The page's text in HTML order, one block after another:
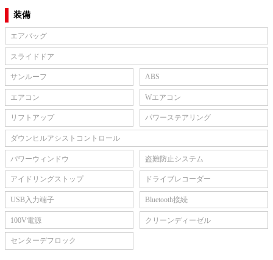
装備
エアバッグ
スライドドア
サンルーフ ABS
エアコン Wエアコン
リフトアップ パワーステアリング
ダウンヒルアシストコントロール
パワーウィンドウ 盗難防止システム
アイドリングストップ ドライブレコーダー
USB入力端子 Bluetooth接続
100V電源 クリーンディーゼル
センターデフロック